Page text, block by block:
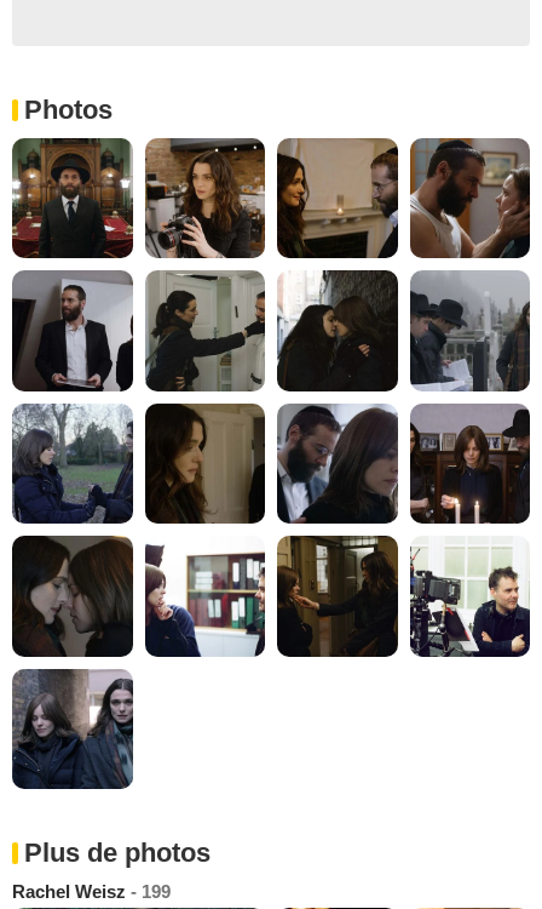
Photos
Plus de photos
Rachel Weisz - 199